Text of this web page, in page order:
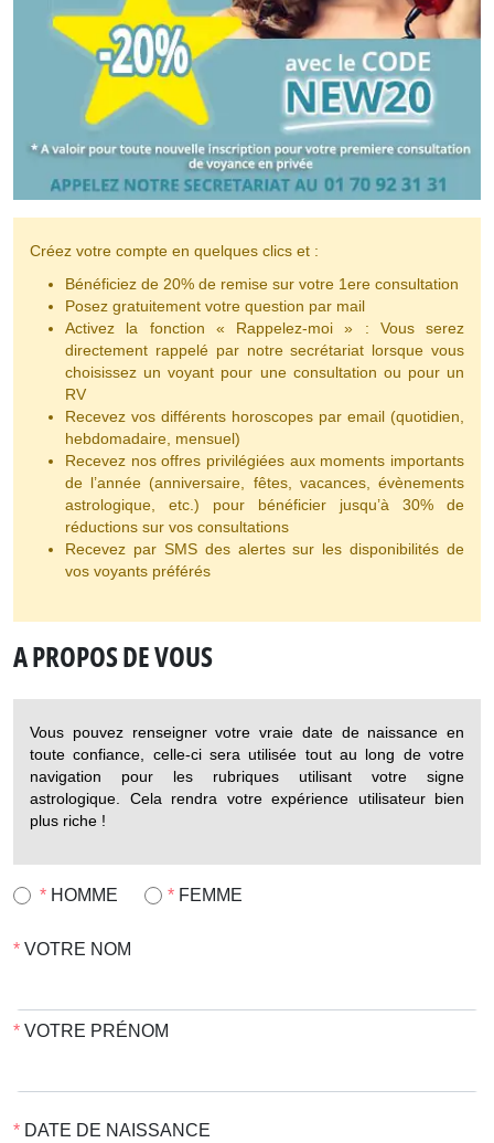
Créez votre compte en quelques clics et :
Bénéficiez de 20% de remise sur votre 1ere consultation
Posez gratuitement votre question par mail
Activez la fonction « Rappelez-moi » : Vous serez
directement rappelé par notre secrétariat lorsque vous
choisissez un voyant pour une consultation ou pour un
RV
Recevez vos différents horoscopes par email (quotidien,
hebdomadaire, mensuel)
Recevez nos offres privilégiées aux moments importants
de l’année (anniversaire, fêtes, vacances, évènements
astrologique, etc.) pour bénéficier jusqu’à 30% de
réductions sur vos consultations
Recevez par SMS des alertes sur les disponibilités de
vos voyants préférés
A PROPOS DE VOUS
Vous pouvez renseigner votre vraie date de naissance en
toute confiance, celle-ci sera utilisée tout au long de votre
navigation pour les rubriques utilisant votre signe
astrologique. Cela rendra votre expérience utilisateur bien
plus riche !
HOMME FEMME
VOTRE NOM
VOTRE PRÉNOM
DATE DE NAISSANCE